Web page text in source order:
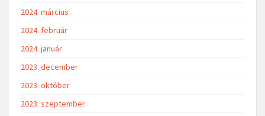
2024. március
2024. február
2024. január
2023. december
2023. október
2023. szeptember